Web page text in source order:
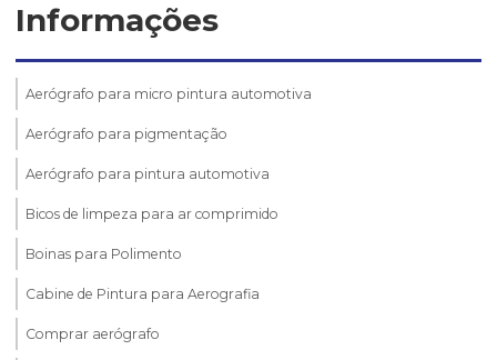
Informações
Aerógrafo para micro pintura automotiva
Aerógrafo para pigmentação
Aerógrafo para pintura automotiva
Bicos de limpeza para ar comprimido
Boinas para Polimento
Cabine de Pintura para Aerografia
Comprar aerógrafo